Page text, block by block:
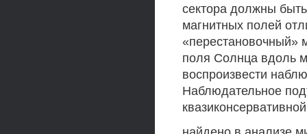
сектора должны
магнитных полей
«перестановочный»
поля Солнца вдоль
воспроизвести
Наблюдательное